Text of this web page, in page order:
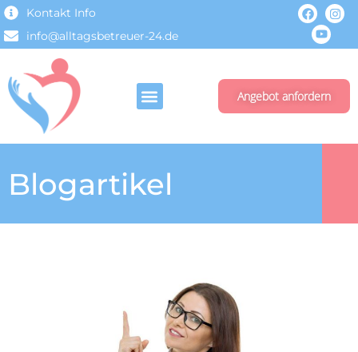
Kontakt Info
info@alltagsbetreuer-24.de
Angebot anfordern
Blogartikel